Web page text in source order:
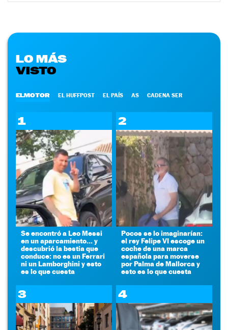
LO MÁS
VISTO
ELMOTOR EL HUFFPOST EL PAÍS AS CADENA SER
1
Se encontró a Leo Messi
en un aparcamiento... y
descubrió la bestia que
conduce: no es un Ferrari
ni un Lamborghini y esto
es lo que cuesta
2
Pocos se lo imaginarían:
el rey Felipe VI escoge un
coche de una marca
española para moverse
por Palma de Mallorca y
esto es lo que cuesta
3 4